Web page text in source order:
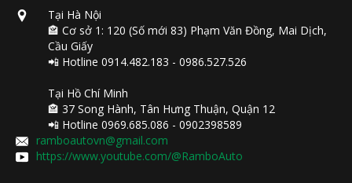
Tại Hà Nội
🏤 Cơ sở 1: 120 (Số mới 83) Phạm Văn Đồng, Mai Dịch,
Cầu Giấy
📲 Hotline 0914.482.183 - 0986.527.526
Tại Hồ Chí Minh
🏤 37 Song Hành, Tân Hưng Thuận, Quận 12
📲 Hotline 0969.685.086 - 0902398589
ramboautovn@gmail.com
https://www.youtube.com/@RamboAuto